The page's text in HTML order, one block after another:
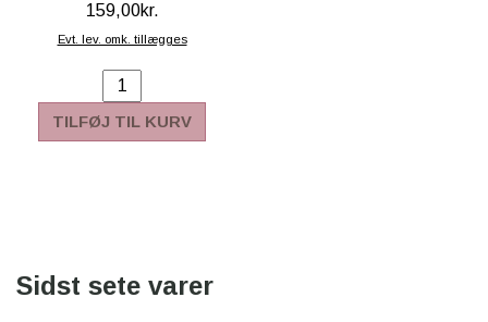
159,00kr.
Evt. lev. omk. tillægges
TILFØJ TIL KURV
Sidst sete varer